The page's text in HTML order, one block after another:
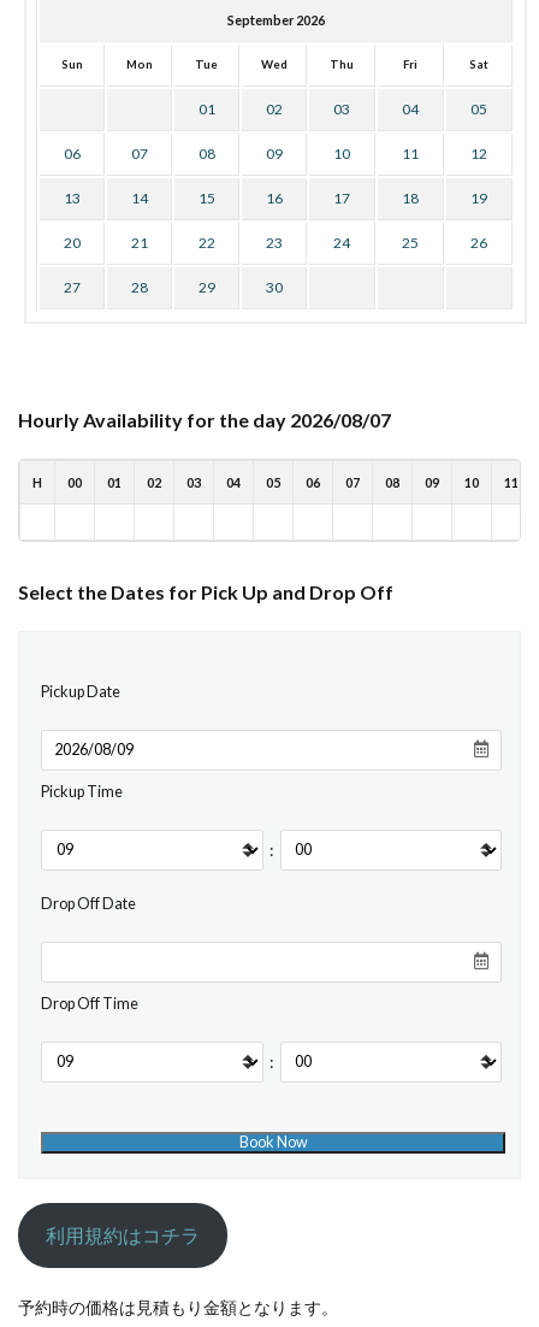
September 2026
Sun Mon Tue Wed Thu Fri Sat
01 02 03 04 05
06 07 08 09 10 11 12
13 14 15 16 17 18 19
20 21 22 23 24 25 26
27 28 29 30
Hourly Availability for the day 2026/08/07
H 00 01 02 03 04 05 06 07 08 09 10 11
Select the Dates for Pick Up and Drop Off
Pickup Date
Pickup Time
:
Drop Off Date
Drop Off Time
:
利用規約はコチラ
予約時の価格は見積もり金額となります。